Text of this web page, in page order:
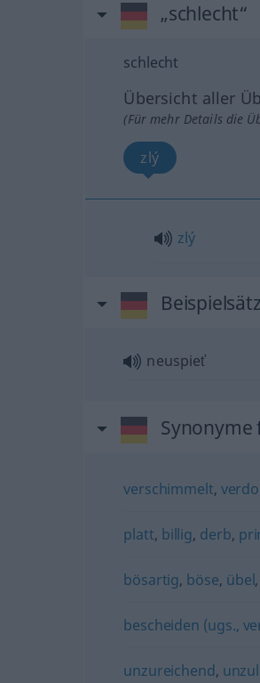
„schlecht“
schlecht
Übersicht aller
(Für mehr Details die
zlý
zlý
neuspieť
Synonyme
verschimmelt,
platt, billig, derb,
bösartig, böse, übel,
bescheiden (ugs.,
unzureichend,